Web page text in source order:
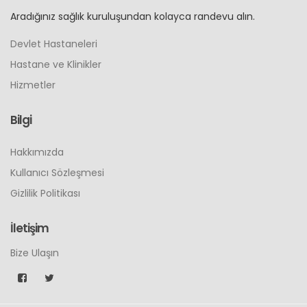
Aradığınız sağlık kuruluşundan kolayca randevu alın.
Devlet Hastaneleri
Hastane ve Klinikler
Hizmetler
Bilgi
Hakkımızda
Kullanıcı Sözleşmesi
Gizlilik Politikası
İletişim
Bize Ulaşın